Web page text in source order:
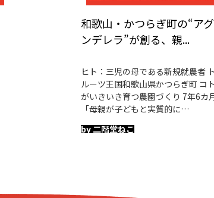
和歌山・かつらぎ町の“ア
ンデレラ”が創る、親...
ヒト：三児の母である新規就農者
ルーツ王国和歌山県かつらぎ町 コ
がいきいき育つ農園づくり 7年6カ月
「母親が子どもと実質的に…
by 二階堂ねこ